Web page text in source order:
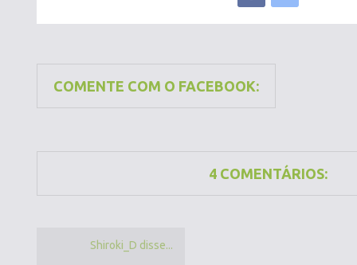
COMENTE COM O FACEBOOK:
4 COMENTÁRIOS:
Shiroki_D disse...